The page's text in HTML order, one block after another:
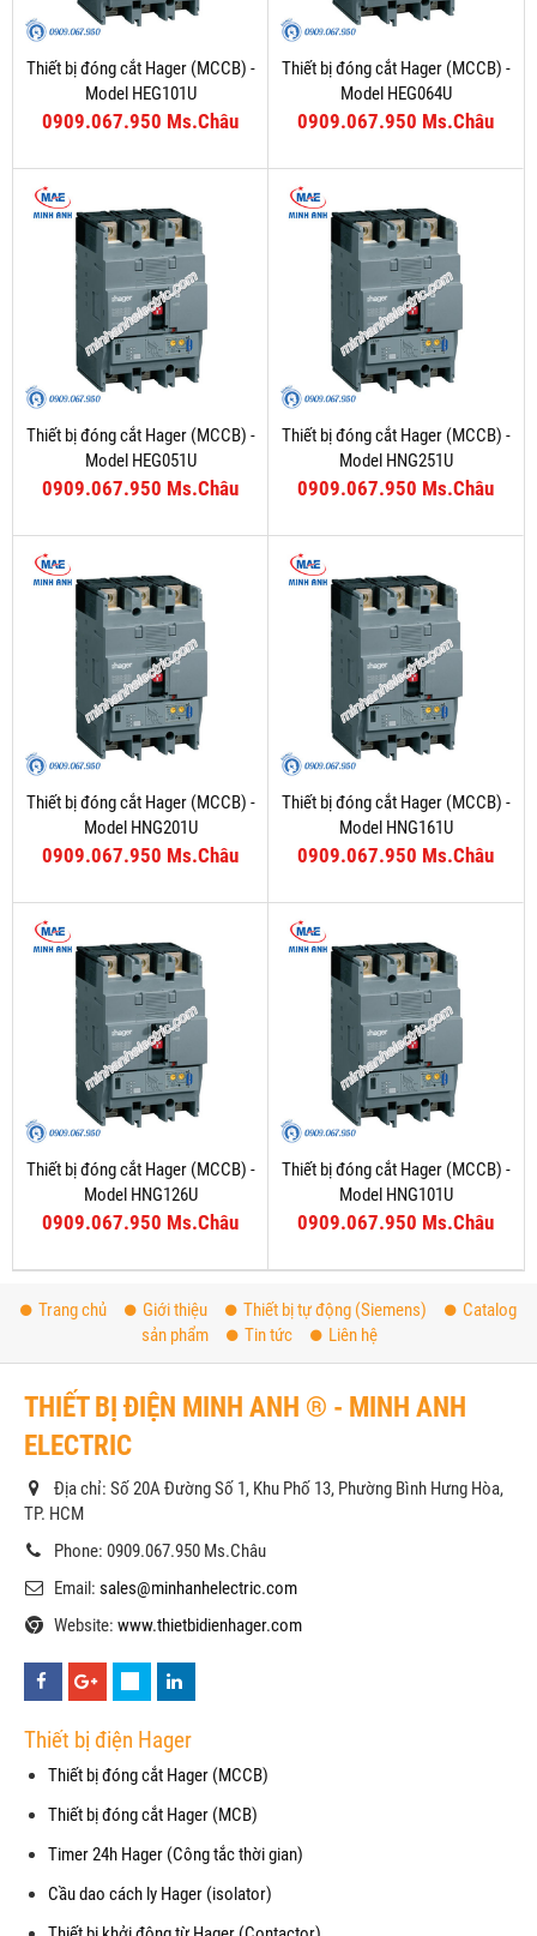
Thiết bị đóng cắt Hager (MCCB) -
Model HEG101U
0909.067.950 Ms.Châu
Thiết bị đóng cắt Hager (MCCB) -
Model HEG064U
0909.067.950 Ms.Châu
Thiết bị đóng cắt Hager (MCCB) -
Model HEG051U
0909.067.950 Ms.Châu
Thiết bị đóng cắt Hager (MCCB) -
Model HNG251U
0909.067.950 Ms.Châu
Thiết bị đóng cắt Hager (MCCB) -
Model HNG201U
0909.067.950 Ms.Châu
Thiết bị đóng cắt Hager (MCCB) -
Model HNG161U
0909.067.950 Ms.Châu
Thiết bị đóng cắt Hager (MCCB) -
Model HNG126U
0909.067.950 Ms.Châu
Thiết bị đóng cắt Hager (MCCB) -
Model HNG101U
0909.067.950 Ms.Châu
Trang chủ Giới thiệu Thiết bị tự động (Siemens)
Catalog
sản phẩm
Tin tức Liên hệ
THIẾT BỊ ĐIỆN MINH ANH ® - MINH ANH
ELECTRIC
Địa chỉ: Số 20A Đường Số 1, Khu Phố 13, Phường Bình Hưng Hòa,
TP. HCM
Phone: 0909.067.950 Ms.Châu
Email: sales@minhanhelectric.com
Website: www.thietbidienhager.com
Thiết bị điện Hager
Thiết bị đóng cắt Hager (MCCB)
Thiết bị đóng cắt Hager (MCB)
Timer 24h Hager (Công tắc thời gian)
Cầu dao cách ly Hager (isolator)